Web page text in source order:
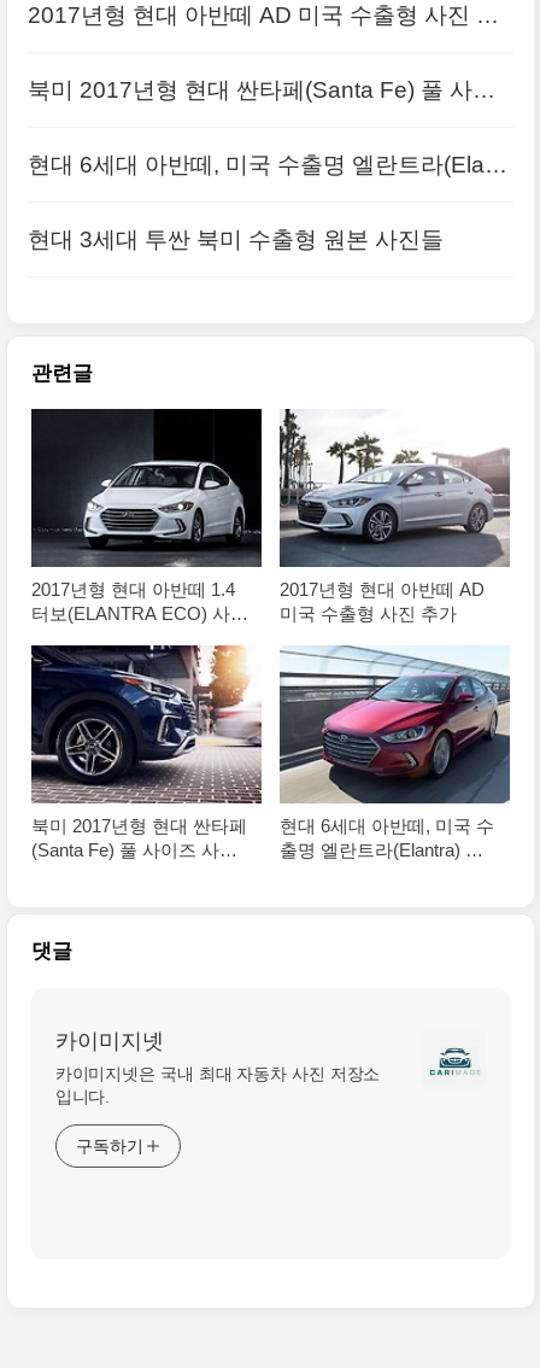
2017년형 현대 아반떼 AD 미국 수출형 사진 추
북미 2017년형 현대 싼타페(Santa Fe) 풀 사이
현대 6세대 아반떼, 미국 수출명 엘란트라(Elantr
현대 3세대 투싼 북미 수출형 원본 사진들
관련글
2017년형 현대 아반떼 1.4
터보(ELANTRA ECO) 사진
2017년형 현대 아반떼 AD
미국 수출형 사진 추가
북미 2017년형 현대 싼타페
(Santa Fe) 풀 사이즈 사진
현대 6세대 아반떼, 미국 수
출명 엘란트라(Elantra) 고
댓글
카이미지넷
카이미지넷은 국내 최대 자동차 사진 저장소
입니다.
구독하기